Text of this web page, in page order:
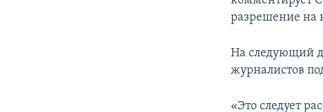
разрешение на
На следующий
журналистов
«Это следует